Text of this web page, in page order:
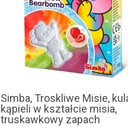
Simba, Troskliwe Misie,
kąpieli w kształcie misia,
truskawkowy zapach